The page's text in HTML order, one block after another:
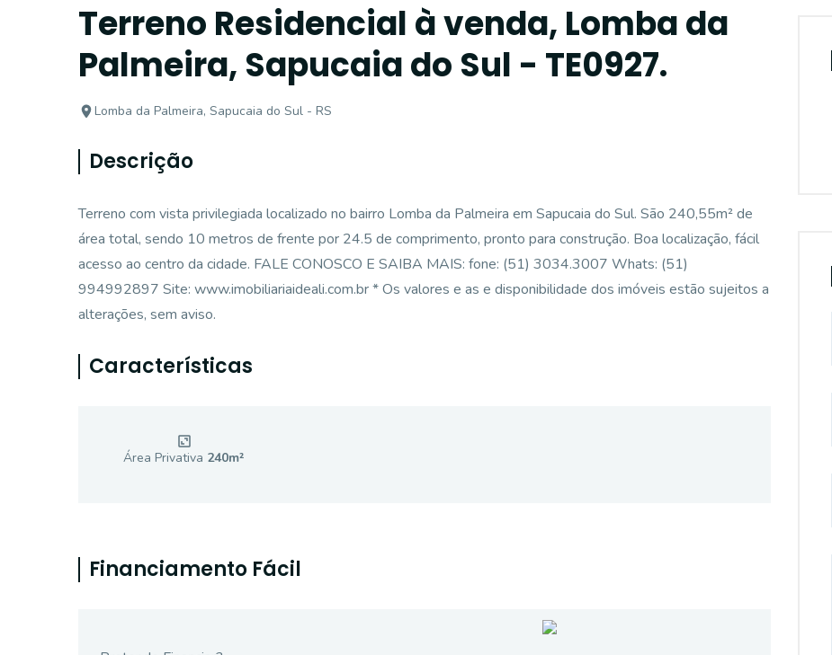
Terreno Residencial à venda, Lomba da
Palmeira, Sapucaia do Sul - TE0927.
Lomba da Palmeira, Sapucaia do Sul - RS
Descrição
Terreno com vista privilegiada localizado no bairro Lomba da Palmeira em Sapucaia do Sul. São 240,55m² de
área total, sendo 10 metros de frente por 24.5 de comprimento, pronto para construção. Boa localização, fácil
acesso ao centro da cidade. FALE CONOSCO E SAIBA MAIS: fone: (51) 3034.3007 Whats: (51)
994992897 Site: www.imobiliariaideali.com.br * Os valores e as e disponibilidade dos imóveis estão sujeitos a
alterações, sem aviso.
Características
Área Privativa 240m²
Financiamento Fácil